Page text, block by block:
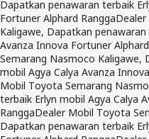
Dapatkan penawaran terbaik
Fortuner Alphard Rangga
Kaligawe, Dapatkan
Avanza Innova Fortuner
Semarang Nasmoco Kaligawe,
mobil Agya Calya Avanza
Mobil Toyota Semarang
terbaik Erlyn mobil Agya Calya
RanggaDealer Mobil Toyota
Dapatkan penawaran terbaik